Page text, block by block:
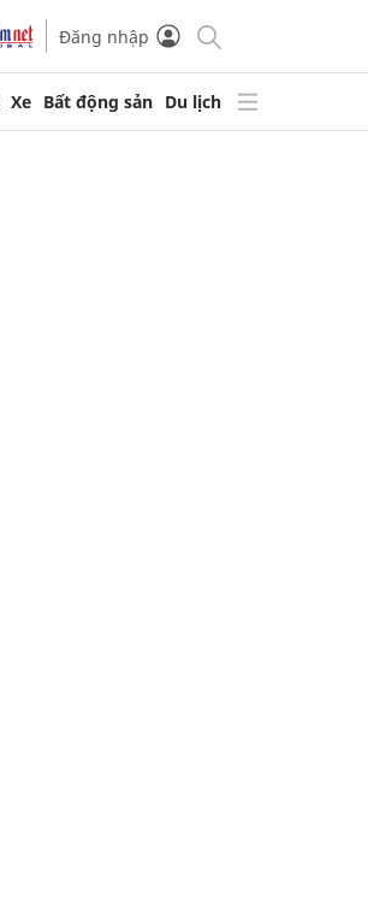
Đăng nhập
Xe Bất động sản Du lịch